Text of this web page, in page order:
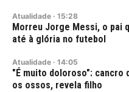
Atualidade · 15:28
Morreu Jorge Messi, o pai
até à glória no futebol
Atualidade · 14:05
"É muito doloroso": cancro
os ossos, revela filho